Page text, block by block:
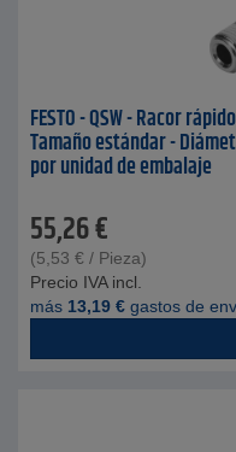
FESTO - QSW - Racor
Tamaño estándar -
por unidad de embalaje
55,26€
(5,53 € / Pieza)
Precio IVA incl.
más 13,19 € gastos de